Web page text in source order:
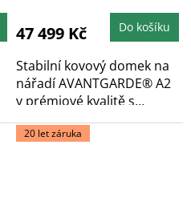
47 499 Kč Do košíku
Stabilní kovový domek na
nářadí AVANTGARDE® A2
v prémiové kvalitě s
pultovou...
20 let záruka